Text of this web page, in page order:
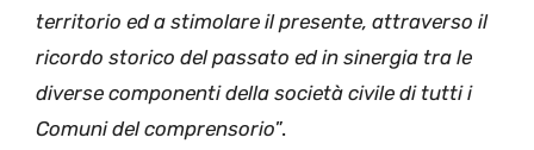
territorio ed a stimolare il presente, attraverso il
ricordo storico del passato ed in sinergia tra le
diverse componenti della società civile di tutti i
Comuni del comprensorio”.